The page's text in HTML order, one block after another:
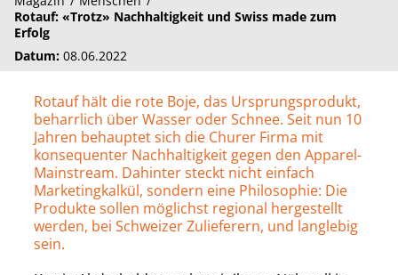
Rotauf: «Trotz» Nachhaltigkeit und Swiss made zum
Erfolg
Datum: 08.06.2022
Rotauf hält die rote Boje, das Ursprungsprodukt,
beharrlich über Wasser oder Schnee. Seit nun 10
Jahren behauptet sich die Churer Firma mit
konsequenter Nachhaltigkeit gegen den Apparel-
Mainstream. Dahinter steckt nicht einfach
Marketingkalkül, sondern eine Philosophie: Die
Pro­dukte sollen möglichst regional hergestellt
werden, bei Schweizer Zulieferern, und langlebig
sein.